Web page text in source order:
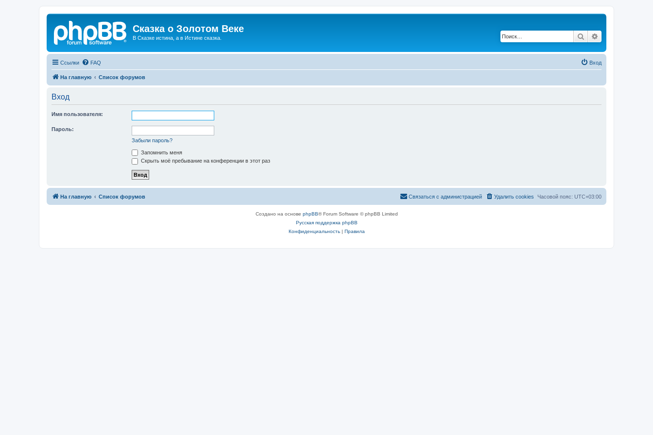
Сказка о Золотом Веке
В Сказке истина, а в Истине сказка. Поиск
Ссылки FAQ Вход
На главную Список форумов
Вход
Имя пользователя:
Пароль:
Забыли пароль?
Запомнить меня
Скрыть моё пребывание на конференции в этот раз
На главную Список форумов Часовой пояс: UTC+03:00
Удалить cookies
Связаться с администрацией
Создано на основе phpBB® Forum Software © phpBB Limited
Русская поддержка phpBB
Конфиденциальность| Правила